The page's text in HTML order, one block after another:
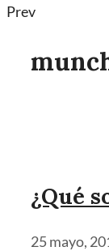
Prev
¿Qué
25 mayo,